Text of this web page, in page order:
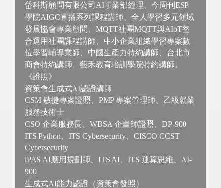
岱科斯顧問有限公司AI事業部經理、今周刊ESP
學院AIGC直播系列課程講師、全人學習多元領域
發展協會專業顧問、MQTT社團MQTT與AIoT整
合運用社團課程講師、中小企業組織學習專案數
位學習輔導業師、中國生產力特約講師、台北市
商會特約講師、藝禾教育培訓學院特約講師。
《證照》
資策會生成式AI認證講師
CSM 敏捷專案證照、PMP 專案管理師、乙級就業
服務技術士
CSO 企業服務長、WBSA 企畫師證照、DP-900
ITS Python、ITS Cybersecurity、CISCO CCST
Cybersecurity
iPAS AI應用規劃師、ITS AI、ITS 運算思維、AI-
900
生成式AI能力認證（資策會發照）